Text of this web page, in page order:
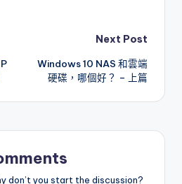
Next Post
Windows 10 NAS 和雲端
硬碟，哪個好？ – 上篇
don’t you start the discussion?